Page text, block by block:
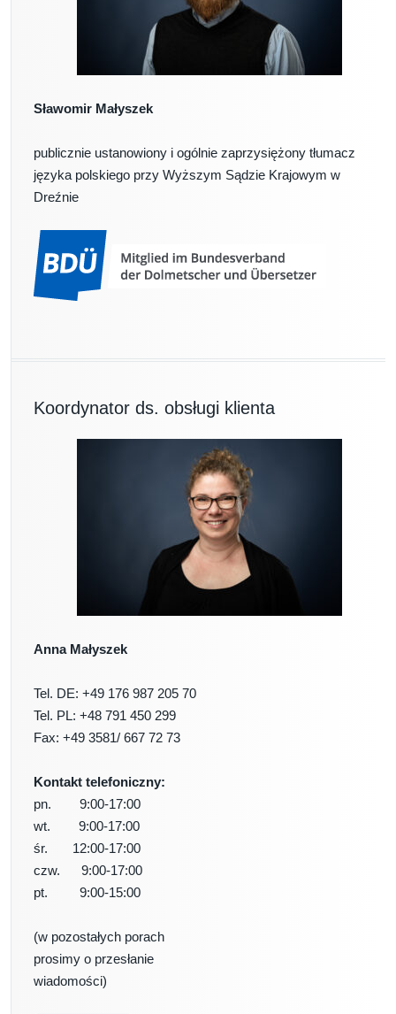
Sławomir Małyszek
publicznie ustanowiony i ogólnie zaprzysiężony tłumacz
języka polskiego przy Wyższym Sądzie Krajowym w
Dreźnie
Koordynator ds. obsługi klienta
Anna Małyszek
Tel. DE: +49 176 987 205 70
Tel. PL: +48 791 450 299
Fax: +49 3581/ 667 72 73
Kontakt telefoniczny:
pn. 9:00-17:00
wt. 9:00-17:00
śr. 12:00-17:00
czw. 9:00-17:00
pt. 9:00-15:00
(w pozostałych porach
prosimy o przesłanie
wiadomości)